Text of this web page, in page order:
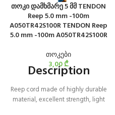
თოკი დამხმარე 5 მმ TENDON
Reep 5.0 mm -100m
A050TR42S100R TENDON Reep
5.0 mm -100m A050TR42S100R
თოკები
3,00₾
Description
Reep cord made of highly durable
material, excellent strength, light